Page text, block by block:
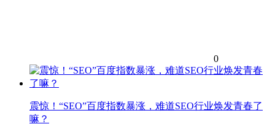
0
震惊！“SEO”百度指数暴涨，难道SEO行业焕发青春了
嘛？